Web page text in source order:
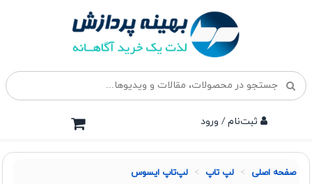
ثبت‌نام / ورود
صفحه اصلی لپ تاپ لپ‌تاپ ایسوس